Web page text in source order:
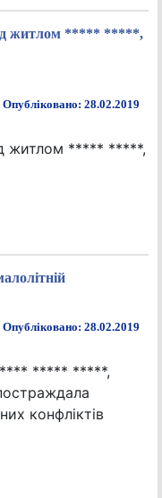
житлом ***** *****,
Опубліковано: 28.02.2019
житлом ***** *****,
Опубліковано: 28.02.2019
***** *****,
конфліктів